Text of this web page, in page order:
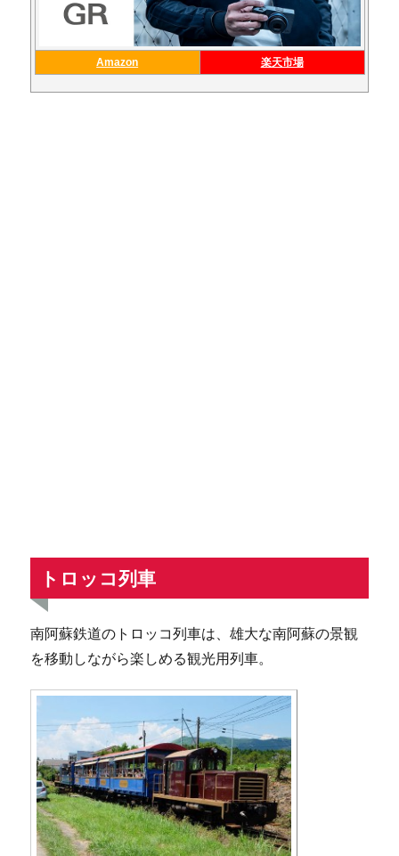
Amazon 楽天市場
トロッコ列車
南阿蘇鉄道のトロッコ列車は、雄大な南阿蘇の景観
を移動しながら楽しめる観光用列車。